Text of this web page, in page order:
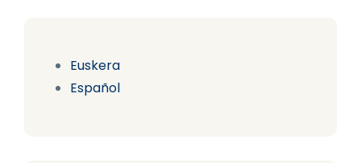
Euskera
Español